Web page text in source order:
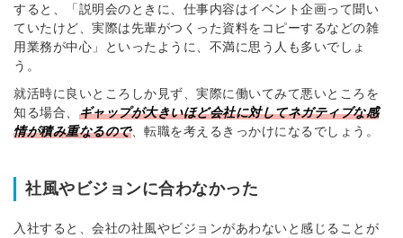
すると、「説明会のときに、仕事内容はイベント企画って聞い
ていたけど、実際は先輩がつくった資料をコピーするなどの雑
用業務が中心」といったように、不満に思う人も多いでしょ
う。
就活時に良いところしか見ず、実際に働いてみて悪いところを
知る場合、 ギャップが大きいほど会社に対してネガティブな感
情が積み重なるので、転職を考えるきっかけになるでしょう。
社風やビジョンに合わなかった
入社すると、会社の社風やビジョンがあわないと感じることが